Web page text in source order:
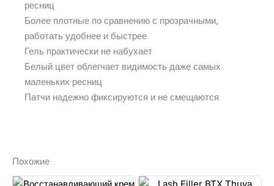
ресниц
Более плотные по сравнению с прозрачными,
работать удобнее и быстрее
Гель практически не набухает
Белый цвет облегчает видимость даже самых
маленьких ресниц
Патчи надежно фиксируются и не смещаются
Похожие